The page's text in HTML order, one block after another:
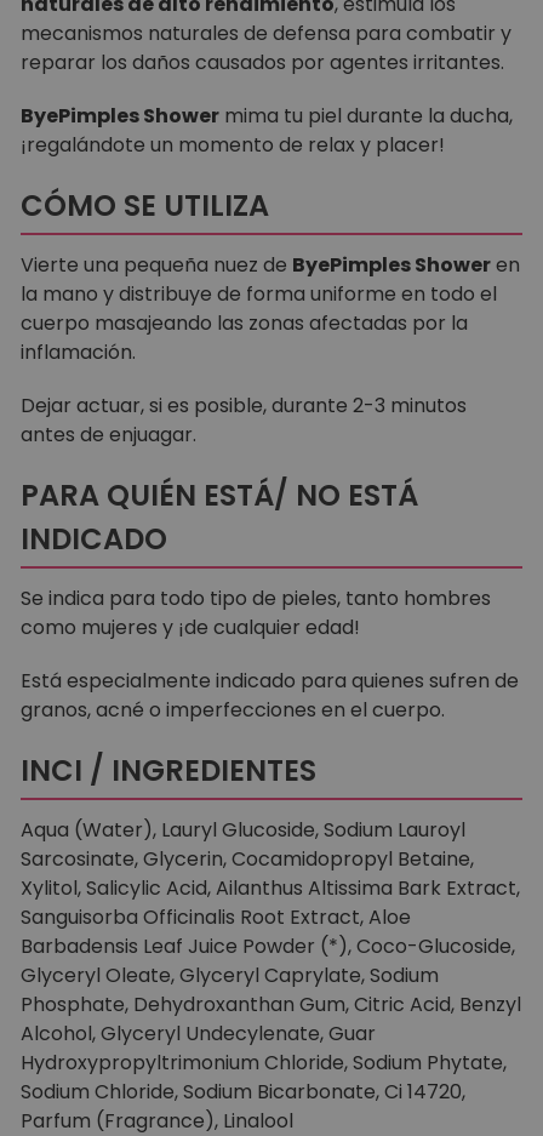
mecanismos naturales de defensa para combatir y
reparar los daños causados por agentes irritantes.
ByePimples Shower mima tu piel durante la ducha,
¡regalándote un momento de relax y placer!
CÓMO SE UTILIZA
Vierte una pequeña nuez de ByePimples Showeren
la mano y distribuye de forma uniforme en todo el
cuerpo masajeando las zonas afectadas por la
inflamación.
Dejar actuar, si es posible, durante 2-3 minutos
antes de enjuagar.
PARA QUIÉN ESTÁ/ NO ESTÁ
INDICADO
Se indica para todo tipo de pieles, tanto hombres
como mujeres y ¡de cualquier edad!
Está especialmente indicado para quienes sufren de
granos, acné o imperfecciones en el cuerpo.
INCI / INGREDIENTES
Aqua (Water), Lauryl Glucoside, Sodium Lauroyl
Sarcosinate, Glycerin, Cocamidopropyl Betaine,
Xylitol, Salicylic Acid, Ailanthus Altissima Bark Extract,
Sanguisorba Officinalis Root Extract, Aloe
Barbadensis Leaf Juice Powder (*), Coco-Glucoside,
Glyceryl Oleate, Glyceryl Caprylate, Sodium
Phosphate, Dehydroxanthan Gum, Citric Acid, Benzyl
Alcohol, Glyceryl Undecylenate, Guar
Hydroxypropyltrimonium Chloride, Sodium Phytate,
Sodium Chloride, Sodium Bicarbonate, Ci 14720,
Parfum (Fragrance), Linalool